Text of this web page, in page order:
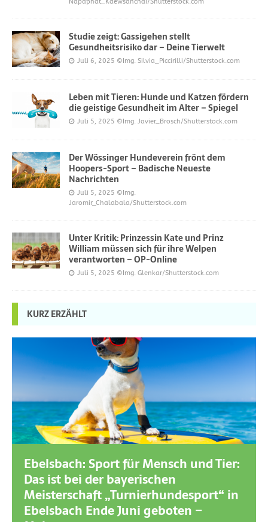
Studie zeigt: Gassigehen stellt
Gesundheitsrisiko dar – Deine Tierwelt
Juli 6, 2025 ©Img. Silvia_Piccirilli/Shutterstock.com
Leben mit Tieren: Hunde und Katzen fördern
die geistige Gesundheit im Alter – Spiegel
Juli 5, 2025 ©Img. Javier_Brosch/Shutterstock.com
Der Wössinger Hundeverein frönt dem
Hoopers-Sport – Badische Neueste
Nachrichten
Juli 5, 2025 ©Img.
Jaromir_Chalabala/Shutterstock.com
Unter Kritik: Prinzessin Kate und Prinz
William müssen sich für ihre Welpen
verantworten – OP-Online
Juli 5, 2025 ©Img. Glenkar/Shutterstock.com
KURZ ERZÄHLT
Ebelsbach: Sport für Mensch und Tier:
Das ist bei der bayerischen
Meisterschaft „Turnierhundesport“ in
Ebelsbach Ende Juni geboten –